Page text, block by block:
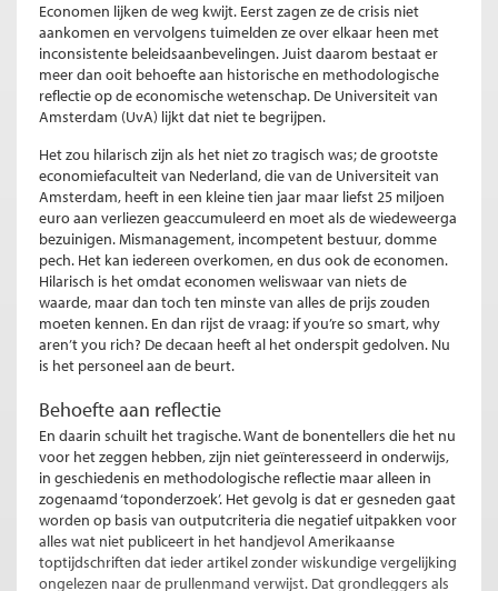
Economen lijken de weg kwijt. Eerst zagen ze de crisis niet
aankomen en vervolgens tuimelden ze over elkaar heen met
inconsistente beleidsaanbevelingen. Juist daarom bestaat er
meer dan ooit behoefte aan historische en methodologische
reflectie op de economische wetenschap. De Universiteit van
Amsterdam (UvA) lijkt dat niet te begrijpen.
Het zou hilarisch zijn als het niet zo tragisch was; de grootste
economiefaculteit van Nederland, die van de Universiteit van
Amsterdam, heeft in een kleine tien jaar maar liefst 25 miljoen
euro aan verliezen geaccumuleerd en moet als de wiedeweerga
bezuinigen. Mismanagement, incompetent bestuur, domme
pech. Het kan iedereen overkomen, en dus ook de economen.
Hilarisch is het omdat economen weliswaar van niets de
waarde, maar dan toch ten minste van alles de prijs zouden
moeten kennen. En dan rijst de vraag: if you’re so smart, why
aren’t you rich? De decaan heeft al het onderspit gedolven. Nu
is het personeel aan de beurt.
Behoefte aan reflectie
En daarin schuilt het tragische. Want de bonentellers die het nu
voor het zeggen hebben, zijn niet geïnteresseerd in onderwijs,
in geschiedenis en methodologische reflectie maar alleen in
zogenaamd ‘toponderzoek’. Het gevolg is dat er gesneden gaat
worden op basis van outputcriteria die negatief uitpakken voor
alles wat niet publiceert in het handjevol Amerikaanse
toptijdschriften dat ieder artikel zonder wiskundige vergelijking
ongelezen naar de prullenmand verwijst. Dat grondleggers als